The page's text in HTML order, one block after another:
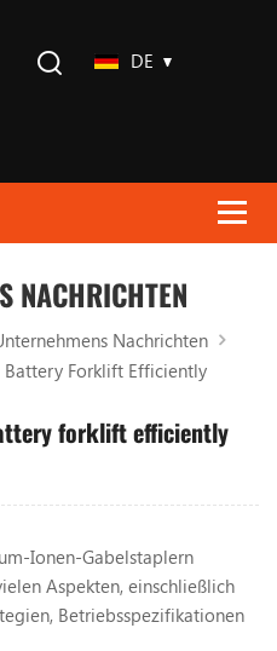
DE
NACHRICHTEN
Nachrichten
Forklift Efficiently
forklift efficiently
Ionen-Gabelstaplern
Aspekten, einschließlich
Betriebsspezifikationen